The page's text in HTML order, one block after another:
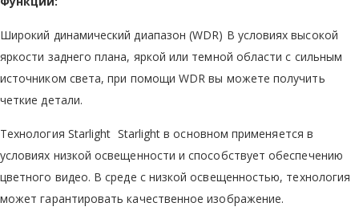
Широкий динамический диапазон (WDR) В условиях высокой
яркости заднего плана, яркой или темной области с сильным
источником света, при помощи WDR вы можете получить
четкие детали.
Технология Starlight Starlight в основном применяется в
условиях низкой освещенности и способствует обеспечению
цветного видео. В среде с низкой освещенностью, технология
может гарантировать качественное изображение.